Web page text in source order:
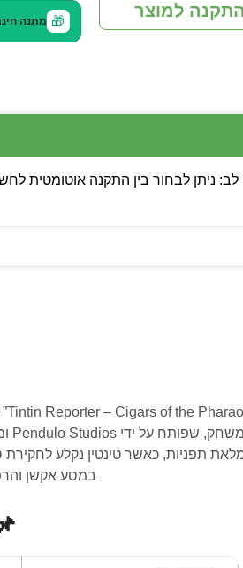
למוצר
🎁 מתנה
תפניות, כאשר טינטין נקלע
במסע אקשן